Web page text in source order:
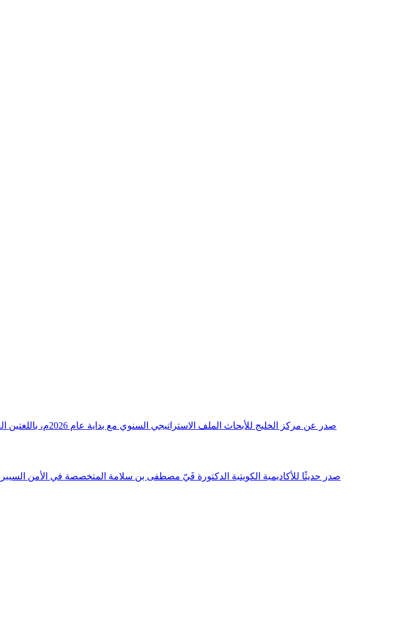
صدر عن مركز الخليج للأبحاث الملف الاستراتيجي السنوي مع بداية عام 2026م، باللغتين العربية والانجليزية وتضمن دراسات تحليلية ورؤى معمقة، وقراءات دقيقة ورصدًا واستشرافًا وافيًا لكافة أ
صدر حديثًا للأكاديمية الكويتية الدكتورة فَيّ مصطفى بن سلامة المتخصصة في الأمن